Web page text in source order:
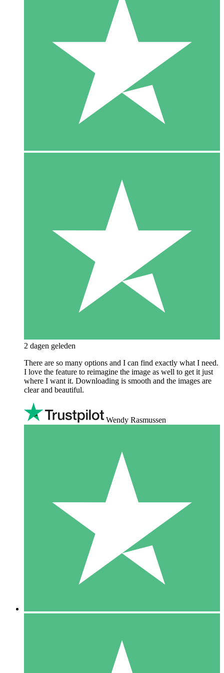
2 dagen geleden
There are so many options and I can find exactly what I need.
I love the feature to reimagine the image as well to get it just
where I want it. Downloading is smooth and the images are
clear and beautiful.
Wendy Rasmussen